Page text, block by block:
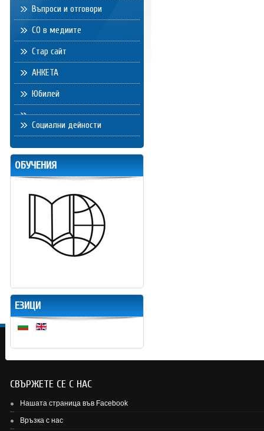
Въпроси и отговори
СО в медиите
Стар сайт
АНКЕТА
Юбилей
Социални дейности
ОБУЧЕНИЯ
ЕЗИЦИ
СВЪРЖЕТЕ СЕ С НАС
Нашата страница във Facebook
Връзка с нас